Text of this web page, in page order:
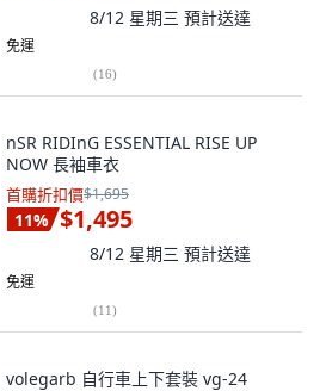
8/12 星期三 預計送達
免運
(16)
nSR RIDInG ESSENTIAL RISE UP
NOW 長袖車衣
首購折扣價$1,695
11% $1,495
8/12 星期三 預計送達
免運
(11)
volegarb 自行車上下套裝 vg-24